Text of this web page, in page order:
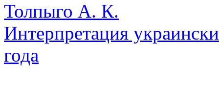
Толпыго А. К.
Интерпретация
года